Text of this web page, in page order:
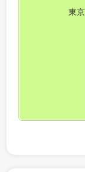
東